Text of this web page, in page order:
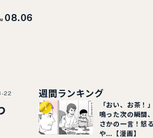
08.06
22 週間ランキング
「おい、お茶！
鳴った次の瞬間
さかの一言！怒
や…【漫画】